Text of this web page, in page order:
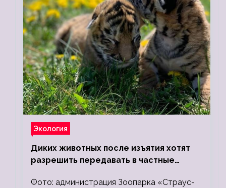
Экология
Диких животных после изъятия хотят
разрешить передавать в частные
Фото: администрация Зоопарка «Страус-